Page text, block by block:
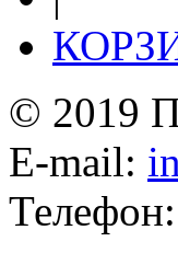
© 2019
E-mail: